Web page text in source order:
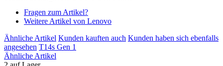
Fragen zum Artikel?
Weitere Artikel von Lenovo
Ähnliche Artikel Kunden kauften auch Kunden haben sich ebenfalls
angesehen T14s Gen 1
Ähnliche Artikel